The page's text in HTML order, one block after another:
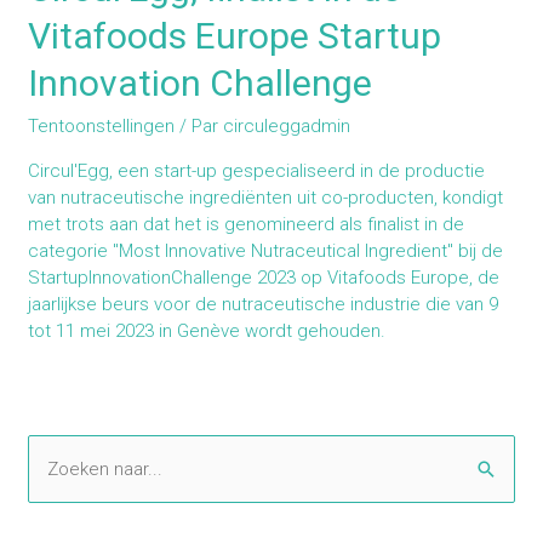
Vitafoods Europe Startup
Innovation Challenge
Tentoonstellingen / Par circuleggadmin
Circul'Egg, een start-up gespecialiseerd in de productie
van nutraceutische ingrediënten uit co-producten, kondigt
met trots aan dat het is genomineerd als finalist in de
categorie "Most Innovative Nutraceutical Ingredient" bij de
StartupInnovationChallenge 2023 op Vitafoods Europe, de
jaarlijkse beurs voor de nutraceutische industrie die van 9
tot 11 mei 2023 in Genève wordt gehouden.